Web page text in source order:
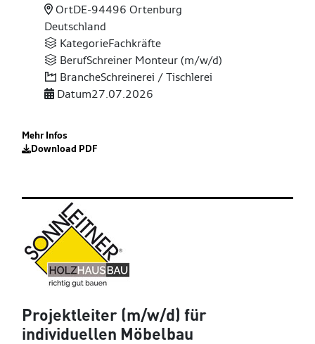
OrtDE-94496 Ortenburg
Deutschland
KategorieFachkräfte
BerufSchreiner Monteur (m/w/d)
BrancheSchreinerei / Tischlerei
Datum27.07.2026
Mehr Infos
Download PDF
Projektleiter (m/w/d) für
individuellen Möbelbau